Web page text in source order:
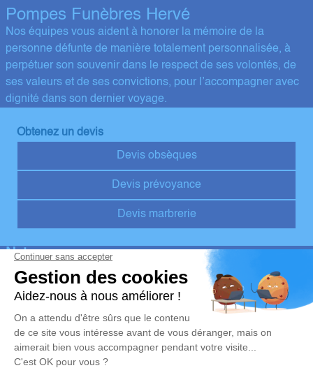
Pompes Funèbres Hervé
Nos équipes vous aident à honorer la mémoire de la
personne défunte de manière totalement personnalisée, à
perpétuer son souvenir dans le respect de ses volontés, de
ses valeurs et de ses convictions, pour l’accompagner avec
dignité dans son dernier voyage.
Obtenez un devis
Devis obsèques
Devis prévoyance
Devis marbrerie
Notre agence
Pompes Funèbres Hervé
02 55 60 50 00
1 Rue Pierre Fontaine - 37330 - Couesmes
4.7/5 - 10 avis
Nos Services